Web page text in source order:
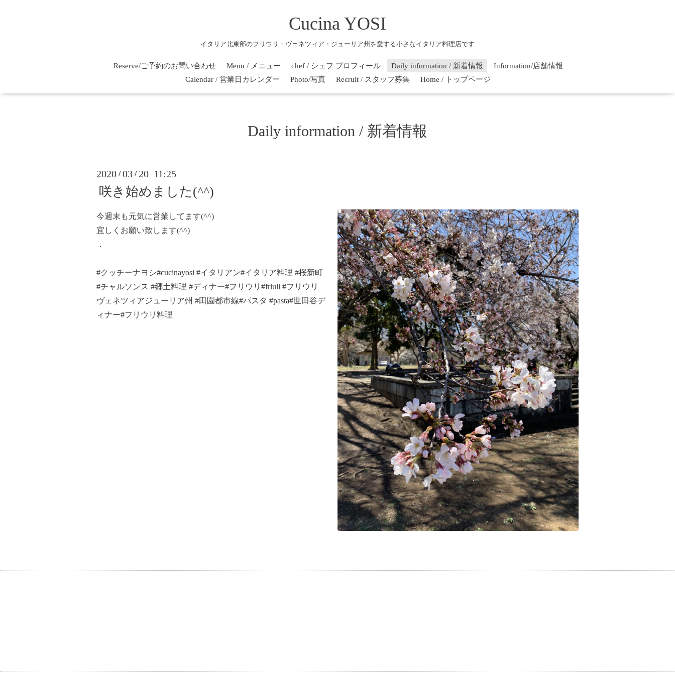
Cucina YOSI
イタリア北東部のフリウリ・ヴェネツィア・ジューリア州を愛する小さなイタリア料理店です
Reserve/ご予約のお問い合わせ Menu / メニュー chef / シェフ プロフィール Daily information / 新着情報
Information/店舗情報
Calendar / 営業日カレンダー
Photo/写真 Recruit / スタッフ募集 Home / トップページ
Daily information / 新着情報
2020 /03 / 20 11:25
咲き始めました(^^)
今週末も元気に営業してます(^^)
宜しくお願い致します(^^)
．
#クッチーナヨシ#cucinayosi #イタリアン#イタリア料理 #桜新町
#チャルソンス #郷土料理 #ディナー#フリウリ#friuli #フリウリ
ヴェネツィアジューリア州 #田園都市線#パスタ #pasta#世田谷デ
ィナー#フリウリ料理